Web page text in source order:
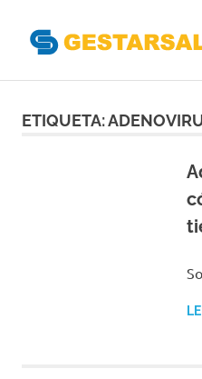
Gestoras
ETIQUETA: